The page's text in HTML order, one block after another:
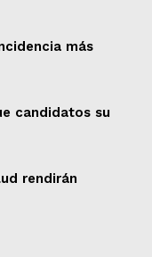
más
candidatos su
rendirán